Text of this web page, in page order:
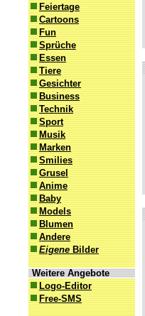
Feiertage
Cartoons
Fun
Sprüche
Essen
Tiere
Gesichter
Business
Technik
Sport
Musik
Marken
Smilies
Grusel
Anime
Baby
Models
Blumen
Andere
Eigene Bilder
Weitere Angebote
Logo-Editor
Free-SMS